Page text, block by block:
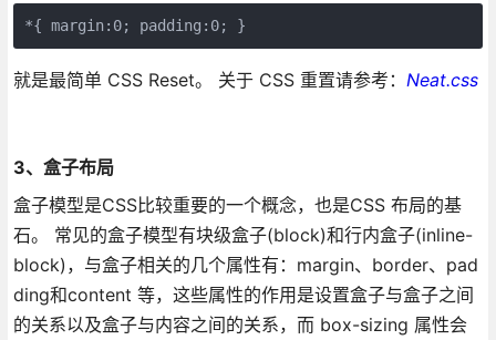
*{ margin:0; padding:0; }
就是最简单 CSS Reset。 关于 CSS 重置请参考： Neat.css
3、盒子布局
盒子模型是CSS比较重要的一个概念，也是CSS 布局的基
石。 常见的盒子模型有块级盒子(block)和行内盒子(inline-
block)，与盒子相关的几个属性有：margin、border、pad
ding和content 等，这些属性的作用是设置盒子与盒子之间
的关系以及盒子与内容之间的关系，而 box-sizing 属性会